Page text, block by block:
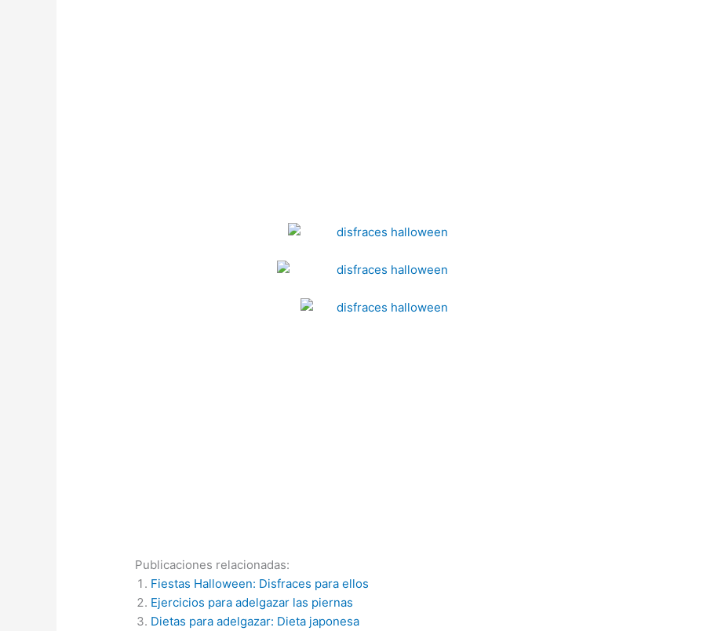
Publicaciones relacionadas:
Fiestas Halloween: Disfraces para ellos
Ejercicios para adelgazar las piernas
Dietas para adelgazar: Dieta japonesa